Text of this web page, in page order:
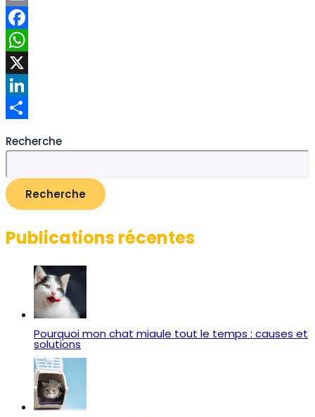
Email
Facebook
WhatsApp
X
LinkedIn
Recherche
Recherche
Publications récentes
Pourquoi mon chat miaule tout le temps : causes et
solutions